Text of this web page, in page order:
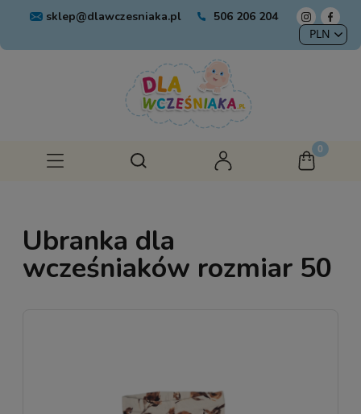
sklep@dlawczesniaka.pl 506 206 204
Ubranka dla
wcześniaków rozmiar 50